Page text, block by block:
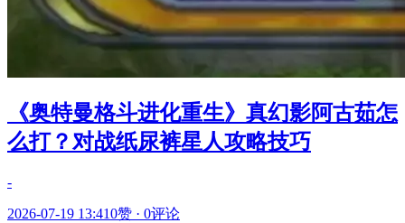
《奥特曼格斗进化重生》真幻影阿古茹怎
么打？对战纸尿裤星人攻略技巧
-
2026-07-19 13:410赞 · 0评论